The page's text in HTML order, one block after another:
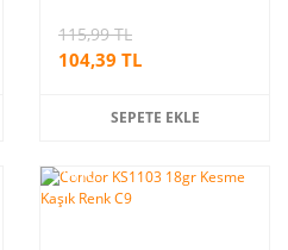
104,39 TL
115,99 TL
SEPETE EKLE
%10